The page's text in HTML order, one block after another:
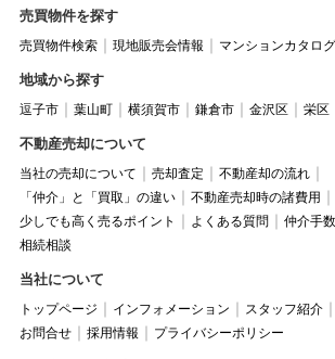
売買物件を探す
売買物件検索 現地販売会情報 マンションカタログ
地域から探す
逗子市 葉山町 横須賀市 鎌倉市 金沢区 栄区
不動産売却について
当社の売却について 売却査定
不動産却の流れ
「仲介」と「買取」の違い
不動産売却時の諸費用
少しでも高く売るポイント
よくある質問
仲介手
相続相談
当社について
トップページ インフォメーション スタッフ紹介
お問合せ
採用情報 プライバシーポリシー